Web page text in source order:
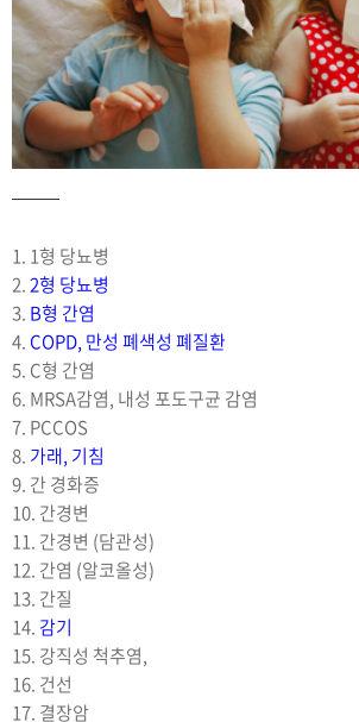
1. 1형 당뇨병
2.2형 당뇨병
3. B형 간염
4. COPD, 만성 폐색성 폐질환
5. C형 간염
6. MRSA감염, 내성 포도구균 감염
7. PCCOS
8. 가래, 기침
9. 간 경화증
10. 간경변
11. 간경변 (담관성)
12. 간염 (알코올성)
13. 간질
14. 감기
15. 강직성 척추염,
16. 건선
17. 결장암